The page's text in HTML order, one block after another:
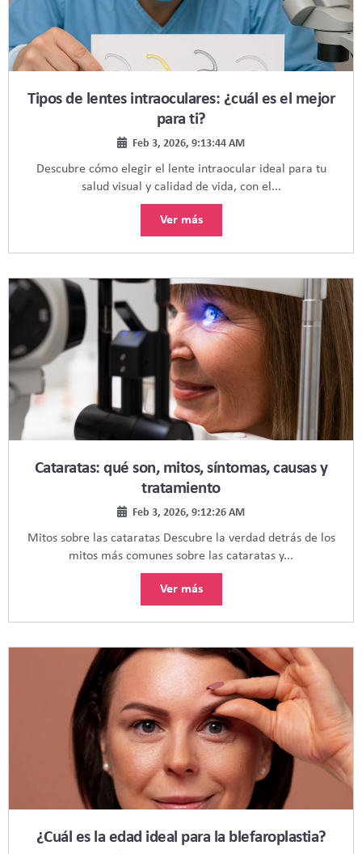
Tipos de lentes intraoculares: ¿cuál es el mejor
para ti?
Feb 3, 2026, 9:13:44 AM
Descubre cómo elegir el lente intraocular ideal para tu
salud visual y calidad de vida, con el...
Ver más
Cataratas: qué son, mitos, síntomas, causas y
tratamiento
Feb 3, 2026, 9:12:26 AM
Mitos sobre las cataratas Descubre la verdad detrás de los
mitos más comunes sobre las cataratas y...
Ver más
¿Cuál es la edad ideal para la blefaroplastia?